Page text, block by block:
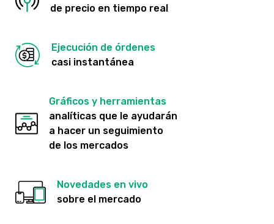
de precio en tiempo real
Ejecución de órdenes
casi instantánea
Gráficos y herramientas
analíticas que le ayudarán
a hacer un seguimiento
de los mercados
Novedades en vivo
sobre el mercado